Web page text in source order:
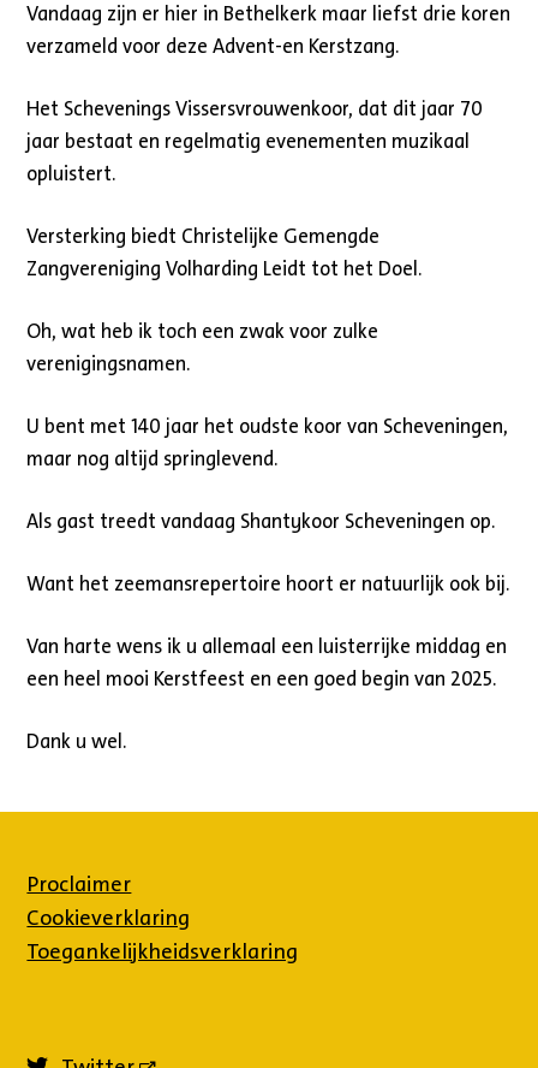
Vandaag zijn er hier in Bethelkerk maar liefst drie koren
verzameld voor deze Advent-en Kerstzang.
Het Schevenings Vissersvrouwenkoor, dat dit jaar 70
jaar bestaat en regelmatig evenementen muzikaal
opluistert.
Versterking biedt Christelijke Gemengde
Zangvereniging Volharding Leidt tot het Doel.
Oh, wat heb ik toch een zwak voor zulke
verenigingsnamen.
U bent met 140 jaar het oudste koor van Scheveningen,
maar nog altijd springlevend.
Als gast treedt vandaag Shantykoor Scheveningen op.
Want het zeemansrepertoire hoort er natuurlijk ook bij.
Van harte wens ik u allemaal een luisterrijke middag en
een heel mooi Kerstfeest en een goed begin van 2025.
Dank u wel.
Proclaimer
Cookieverklaring
Toegankelijkheidsverklaring